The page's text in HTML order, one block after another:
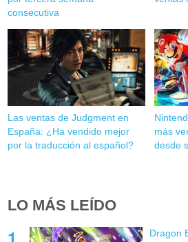
consecutiva
Las ventas de Judgment en
España: ¿Ha vendido mejor
por la traducción al español?
más
desde
LO MÁS LEÍDO
Dragon